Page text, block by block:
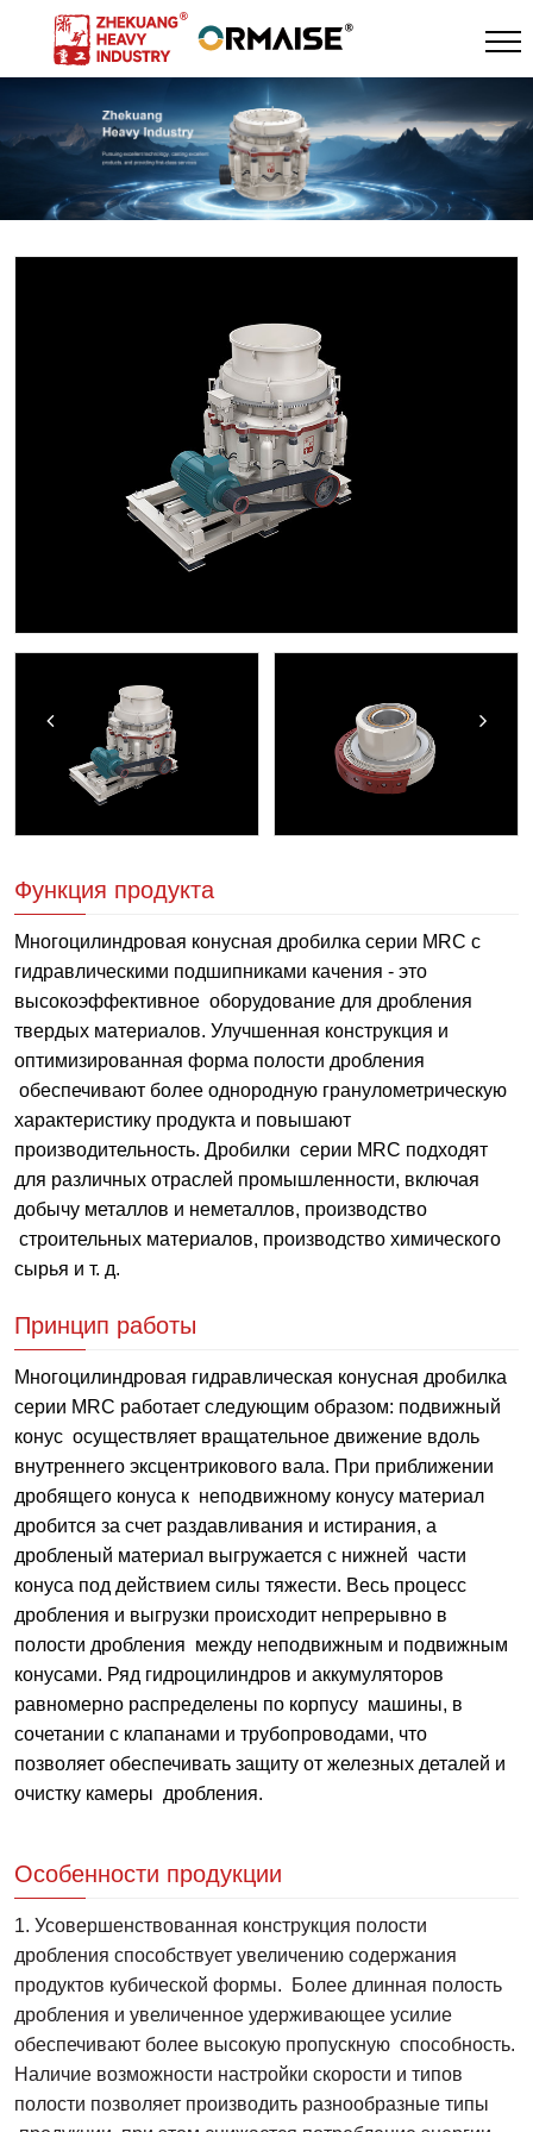
Функция продукта
Многоцилиндровая конусная дробилка серии MRC с
гидравлическими подшипниками качения - это
высокоэффективное оборудование для дробления
твердых материалов. Улучшенная конструкция и
оптимизированная форма полости дробления
обеспечивают более однородную гранулометрическую
характеристику продукта и повышают
производительность. Дробилки серии MRC подходят
для различных отраслей промышленности, включая
добычу металлов и неметаллов, производство
строительных материалов, производство химического
сырья и т. д.
Принцип работы
Многоцилиндровая гидравлическая конусная дробилка
серии MRC работает следующим образом: подвижный
конус осуществляет вращательное движение вдоль
внутреннего эксцентрикового вала. При приближении
дробящего конуса к неподвижному конусу материал
дробится за счет раздавливания и истирания, а
дробленый материал выгружается с нижней части
конуса под действием силы тяжести. Весь процесс
дробления и выгрузки происходит непрерывно в
полости дробления между неподвижным и подвижным
конусами. Ряд гидроцилиндров и аккумуляторов
равномерно распределены по корпусу машины, в
сочетании с клапанами и трубопроводами, что
позволяет обеспечивать защиту от железных деталей и
очистку камеры дробления.
Особенности продукции
1. Усовершенствованная конструкция полости
дробления способствует увеличению содержания
продуктов кубической формы. Более длинная полость
дробления и увеличенное удерживающее усилие
обеспечивают более высокую пропускную способность.
Наличие возможности настройки скорости и типов
полости позволяет производить разнообразные типы